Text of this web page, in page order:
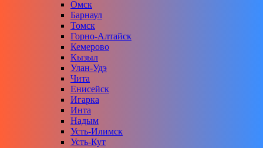
Омск
Барнаул
Томск
Горно-Алтайск
Кемерово
Кызыл
Улан-Удэ
Чита
Енисейск
Игарка
Инта
Надым
Усть-Илимск
Усть-Кут